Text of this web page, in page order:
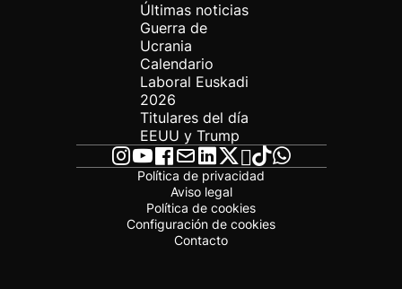
Últimas noticias
Guerra de
Ucrania
Calendario
Laboral Euskadi
2026
Titulares del día
EEUU y Trump
Política de privacidad
Aviso legal
Política de cookies
Configuración de cookies
Contacto